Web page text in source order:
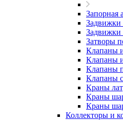
Запорная
Задвижки
Задвижки
Затворы
Клапаны
Клапаны
Клапаны
Клапаны
Краны
Краны
Краны
Коллекторы и